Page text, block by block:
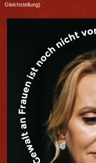
Gleichstellung)